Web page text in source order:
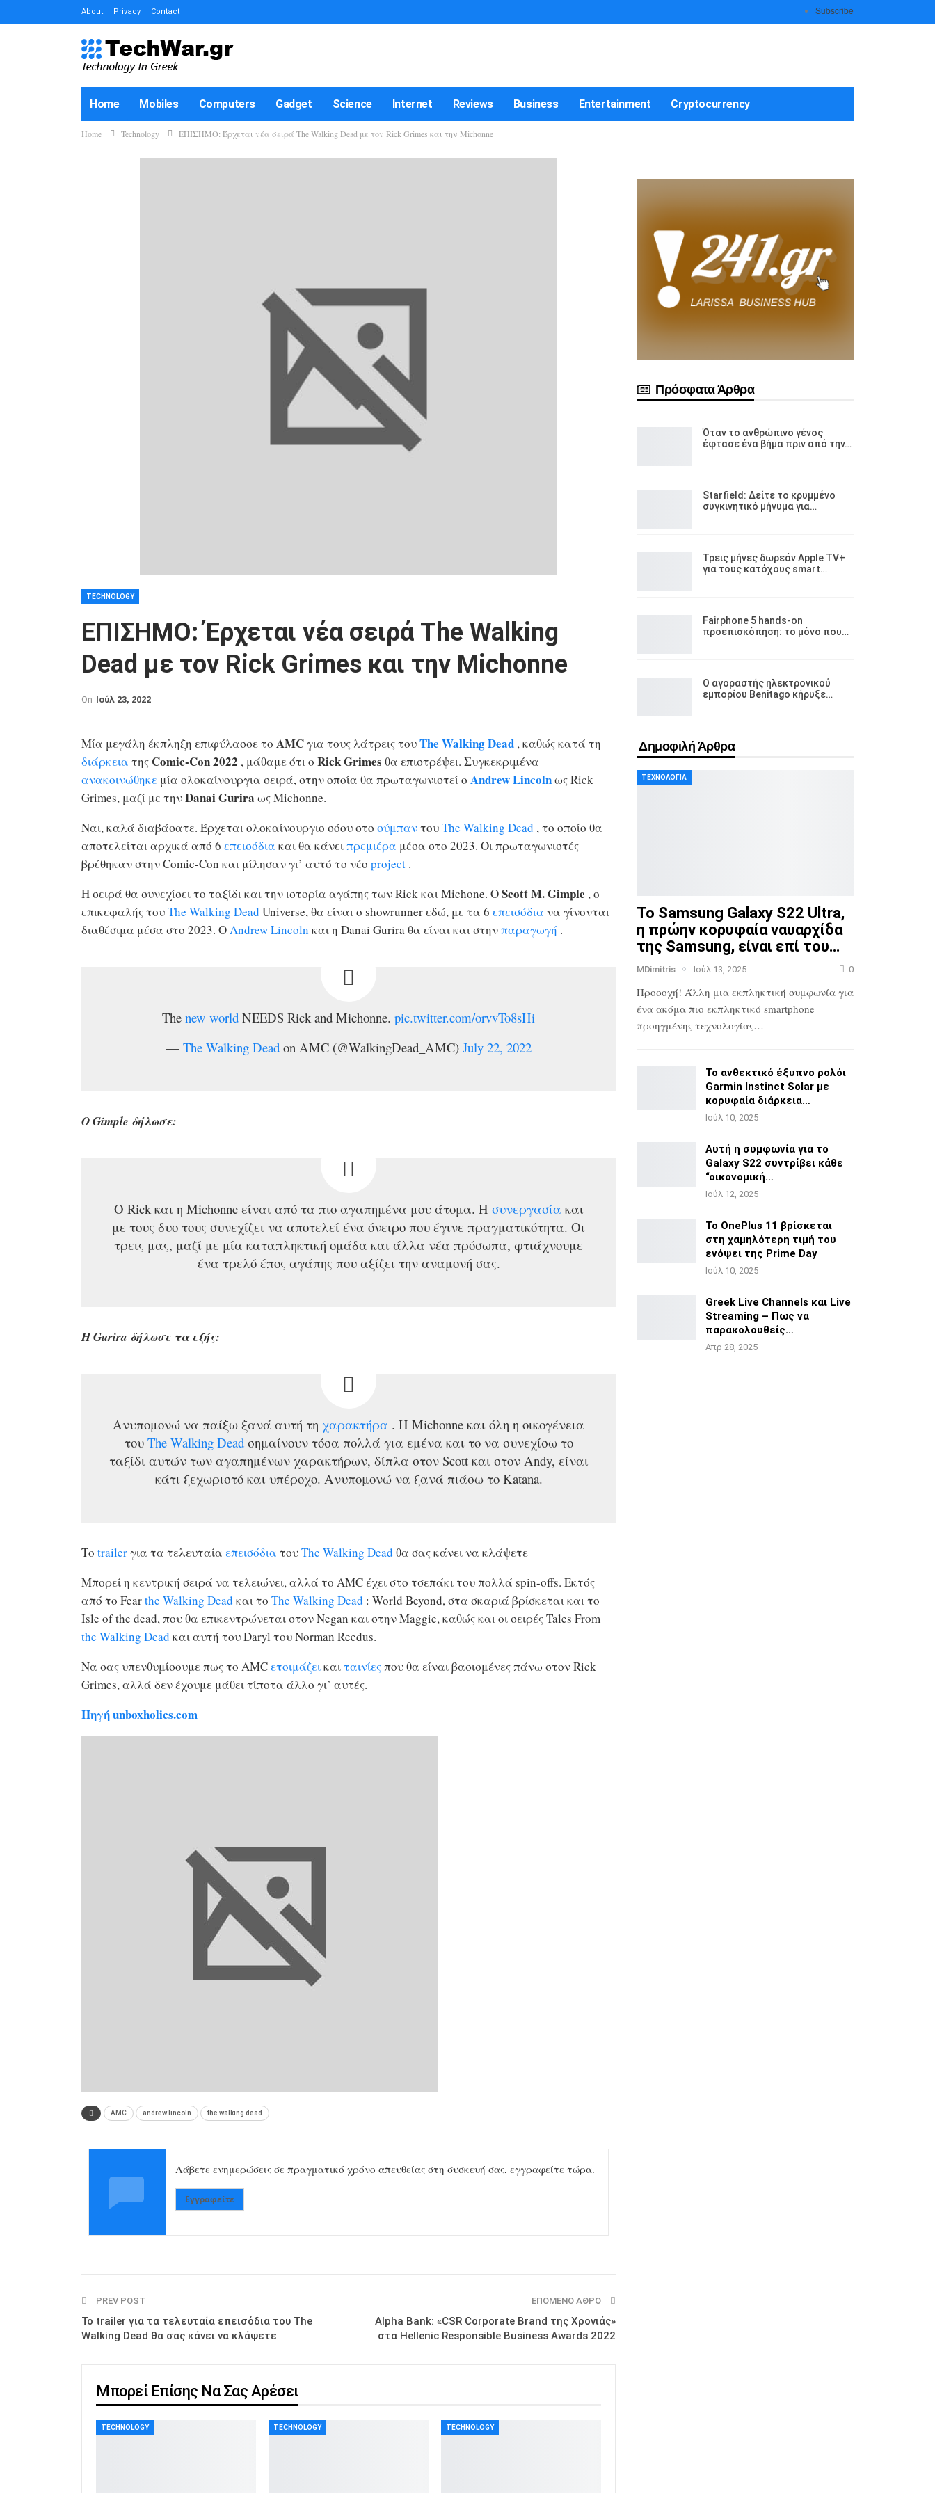
Subscribe
About Privacy Contact
Home Mobiles Computers Gadget Science Internet Reviews Business Entertainment Cryptocurrency
How-To
Home Technology ΕΠΙΣΗΜΟ: Έρχεται νέα σειρά The Walking Dead με τον Rick Grimes και την Michonne
TECHNOLOGY
ΕΠΙΣΗΜΟ: Έρχεται νέα σειρά The Walking
Dead με τον Rick Grimes και την Michonne
On Ιούλ 23, 2022
Μία μεγάλη έκπληξη επιφύλασσε το AMCγια τους λάτρεις τουThe Walking Dead , καθώς κατά τη
διάρκεια της Comic-Con 2022 , μάθαμε ότι ο Rick Grimes θα επιστρέψει. Συγκεκριμένα
ανακοινώθηκε μία ολοκαίνουργια σειρά, στην οποία θα πρωταγωνιστεί ο Andrew Lincolnως Rick
Grimes, μαζί με τηνDanai Gurira ως Michonne.
Ναι, καλά διαβάσατε. Έρχεται ολοκαίνουργιο σόου στο σύμπαντουThe Walking Dead , το οποίο θα
αποτελείται αρχικά από 6 επεισόδια και θα κάνειπρεμιέρα μέσα στο 2023. Οι πρωταγωνιστές
βρέθηκαν στην Comic-Con και μίλησαν γι’ αυτό το νέο project .
Η σειρά θα συνεχίσει το ταξίδι και την ιστορία αγάπης των Rick και Michone. ΟScott M. Gimple , ο
επικεφαλής τουThe Walking Dead Universe, θα είναι ο showrunner εδώ, με τα 6 επεισόδια να γίνονται
διαθέσιμα μέσα στο 2023. ΟAndrew Lincoln και η Danai Gurira θα είναι και στηνπαραγωγή .
The new world NEEDS Rick and Michonne. pic.twitter.com/orvvTo8sHi
— The Walking Dead on AMC (@WalkingDead_AMC) July 22, 2022
Ο Gimple δήλωσε:
Ο Rick και η Michonne είναι από τα πιο αγαπημένα μου άτομα. Η συνεργασία και
με τους δυο τους συνεχίζει να αποτελεί ένα όνειρο που έγινε πραγματικότητα. Οι
τρεις μας, μαζί με μία καταπληκτική ομάδα και άλλα νέα πρόσωπα, φτιάχνουμε
ένα τρελό έπος αγάπης που αξίζει την αναμονή σας.
Η Gurira δήλωσε τα εξής:
Ανυπομονώ να παίξω ξανά αυτή τη χαρακτήρα . Η Michonne και όλη η οικογένεια
του The Walking Dead σημαίνουν τόσα πολλά για εμένα και το να συνεχίσω το
ταξίδι αυτών των αγαπημένων χαρακτήρων, δίπλα στον Scott και στον Andy, είναι
κάτι ξεχωριστό και υπέροχο. Ανυπομονώ να ξανά πιάσω το Katana.
Το trailerγια τα τελευταία επεισόδια τουThe Walking Dead θα σας κάνει να κλάψετε
Μπορεί η κεντρική σειρά να τελειώνει, αλλά το AMC έχει στο τσεπάκι του πολλά spin-offs. Εκτός
από το Fearthe Walking Dead και το The Walking Dead : World Beyond, στα σκαριά βρίσκεται και το
Isle of the dead, που θα επικεντρώνεται στον Negan και στην Maggie, καθώς και οι σειρές Tales From
the Walking Dead και αυτή του Daryl του Norman Reedus.
Να σας υπενθυμίσουμε πως το AMCετοιμάζεικαιταινίεςπου θα είναι βασισμένες πάνω στον Rick
Grimes, αλλά δεν έχουμε μάθει τίποτα άλλο γι’ αυτές.
Πηγή unboxholics.com
AMC andrew lincoln the walking dead
Λάβετε ενημερώσεις σε πραγματικό χρόνο απευθείας στη συσκευή σας, εγγραφείτε τώρα.
Εγγραφείτε
PREV POST
Το trailer για τα τελευταία επεισόδια του The
Walking Dead θα σας κάνει να κλάψετε
ΕΠΌΜΕΝΟ ΆΘΡΟ
Alpha Bank: «CSR Corporate Brand της Χρονιάς»
στα Hellenic Responsible Business Awards 2022
Μπορεί Επίσης Να Σας Αρέσει
TECHNOLOGY TECHNOLOGY TECHNOLOGY
Πρόσφατα Άρθρα
Όταν το ανθρώπινο γένος
έφτασε ένα βήμα πριν από την…
Starfield: Δείτε το κρυμμένο
συγκινητικό μήνυμα για…
Τρεις μήνες δωρεάν Apple TV+
για τους κατόχους smart…
Fairphone 5 hands-on
προεπισκόπηση: το μόνο που…
Ο αγοραστής ηλεκτρονικού
εμπορίου Benitago κήρυξε…
Δημοφιλή Άρθρα
ΤΕΧΝΟΛΟΓΊΑ
Το Samsung Galaxy S22 Ultra,
η πρώην κορυφαία ναυαρχίδα
της Samsung, είναι επί του…
MDimitris Ιούλ 13, 2025 0
Προσοχή! Άλλη μια εκπληκτική συμφωνία για
ένα ακόμα πιο εκπληκτικό smartphone
προηγμένης τεχνολογίας…
Το ανθεκτικό έξυπνο ρολόι
Garmin Instinct Solar με
κορυφαία διάρκεια…
Ιούλ 10, 2025
Αυτή η συμφωνία για το
Galaxy S22 συντρίβει κάθε
“οικονομική…
Ιούλ 12, 2025
Το OnePlus 11 βρίσκεται
στη χαμηλότερη τιμή του
ενόψει της Prime Day
Ιούλ 10, 2025
Greek Live Channels και Live
Streaming – Πως να
παρακολουθείς…
Απρ 28, 2025